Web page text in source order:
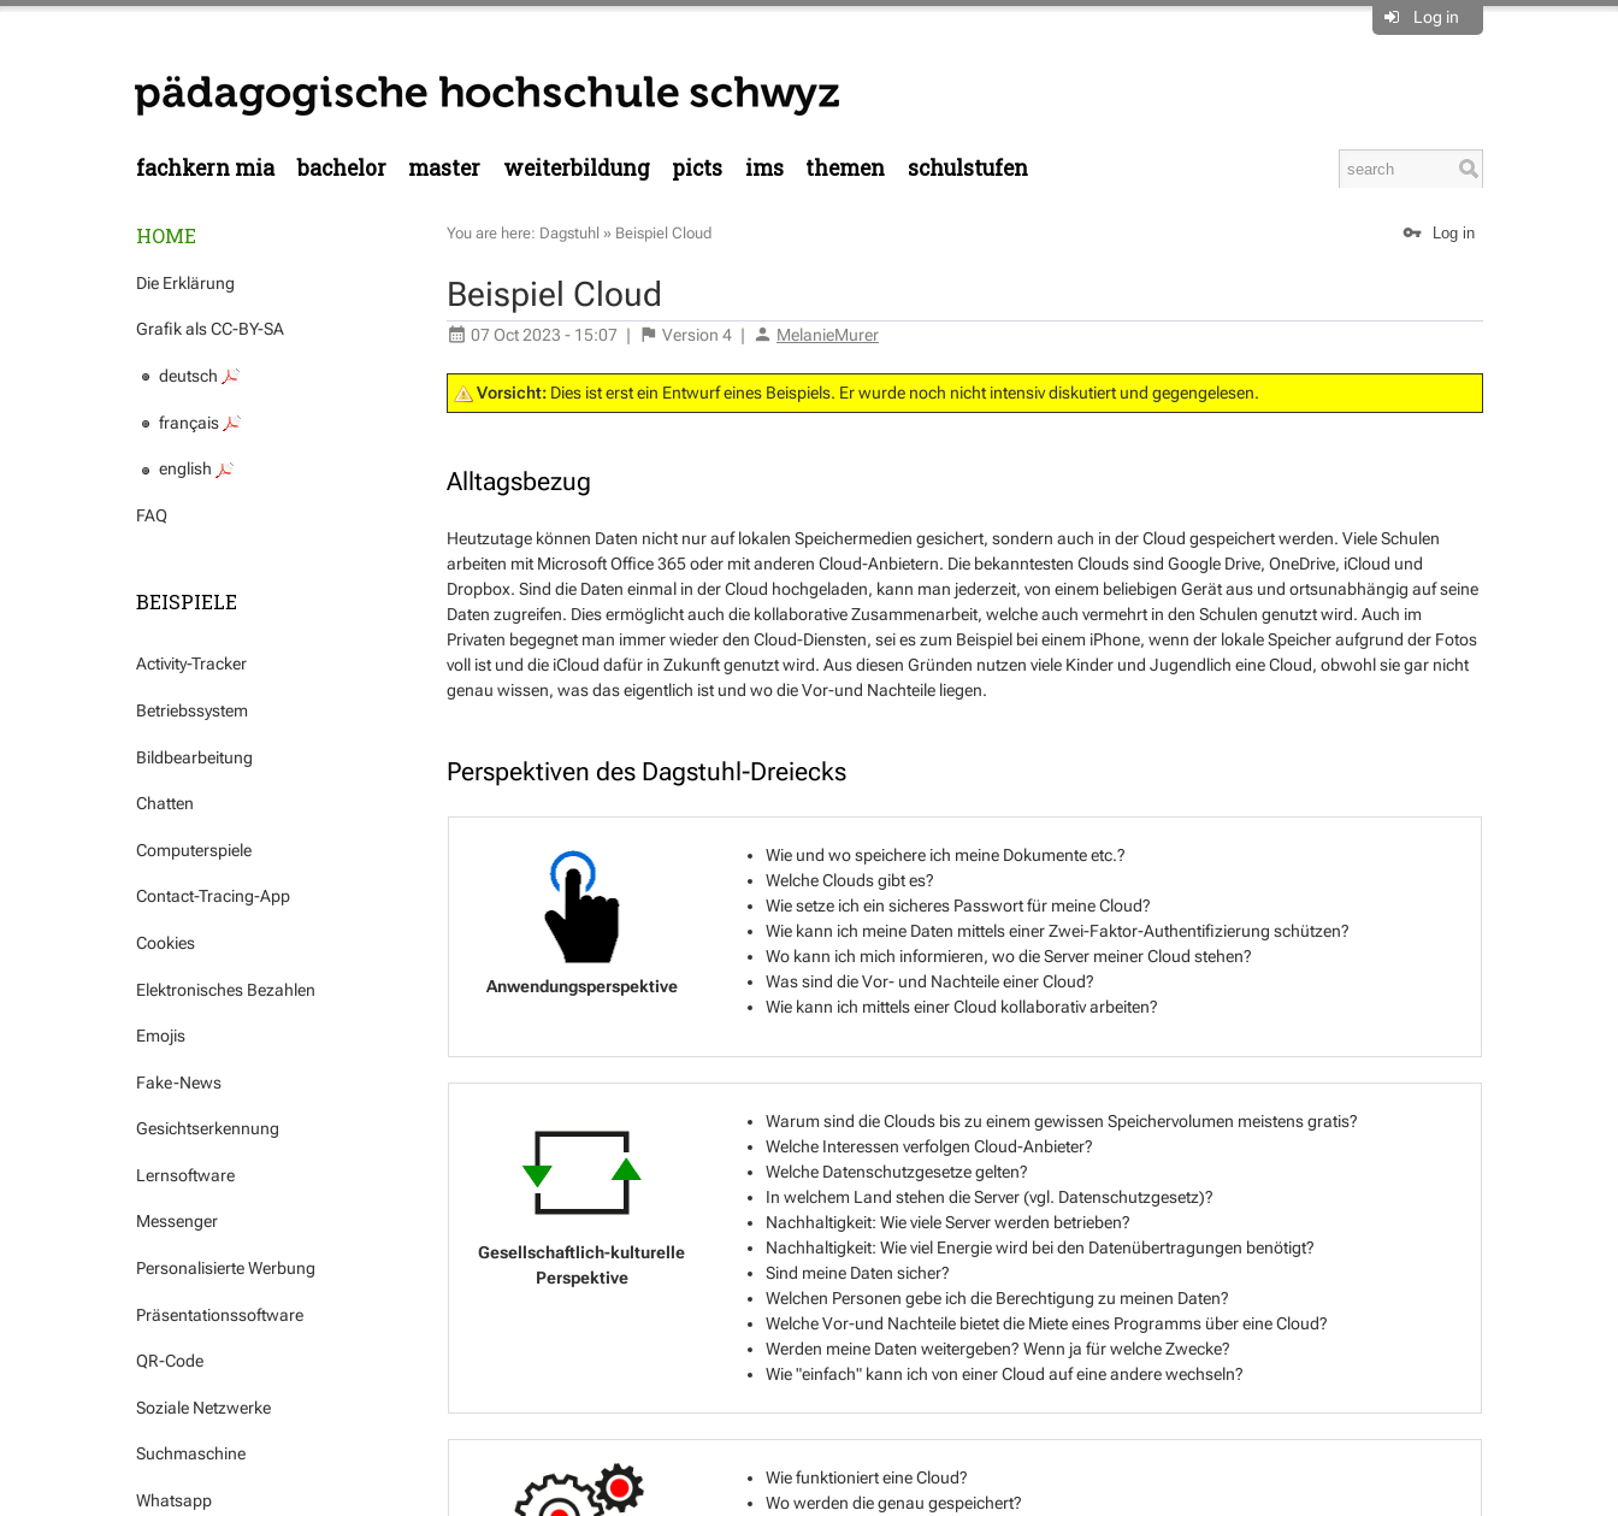
Log in
fachkern mia bachelor master weiterbildung picts ims themen schulstufen
HOME
Die Erklärung
Grafik als CC-BY-SA
deutsch
français
english
FAQ
BEISPIELE
Activity-Tracker
Betriebssystem
Bildbearbeitung
Chatten
Computerspiele
Contact-Tracing-App
Cookies
Elektronisches Bezahlen
Emojis
Fake-News
Gesichtserkennung
Lernsoftware
Messenger
Personalisierte Werbung
Präsentationssoftware
QR-Code
Soziale Netzwerke
Suchmaschine
Whatsapp
Log in
You are here: Dagstuhl » Beispiel Cloud
Beispiel Cloud
07 Oct 2023 - 15:07 | Version 4 | MelanieMurer
Vorsicht: Dies ist erst ein Entwurf eines Beispiels. Er wurde noch nicht intensiv diskutiert und gegengelesen.
Alltagsbezug
Heutzutage können Daten nicht nur auf lokalen Speichermedien gesichert, sondern auch in der Cloud gespeichert werden. Viele Schulen
arbeiten mit Microsoft Office 365 oder mit anderen Cloud-Anbietern. Die bekanntesten Clouds sind Google Drive, OneDrive, iCloud und
Dropbox. Sind die Daten einmal in der Cloud hochgeladen, kann man jederzeit, von einem beliebigen Gerät aus und ortsunabhängig auf seine
Daten zugreifen. Dies ermöglicht auch die kollaborative Zusammenarbeit, welche auch vermehrt in den Schulen genutzt wird. Auch im
Privaten begegnet man immer wieder den Cloud-Diensten, sei es zum Beispiel bei einem iPhone, wenn der lokale Speicher aufgrund der Fotos
voll ist und die iCloud dafür in Zukunft genutzt wird. Aus diesen Gründen nutzen viele Kinder und Jugendlich eine Cloud, obwohl sie gar nicht
genau wissen, was das eigentlich ist und wo die Vor-und Nachteile liegen.
Perspektiven des Dagstuhl-Dreiecks
Wie und wo speichere ich meine Dokumente etc.?
Welche Clouds gibt es?
Wie setze ich ein sicheres Passwort für meine Cloud?
Wie kann ich meine Daten mittels einer Zwei-Faktor-Authentifizierung schützen?
Wo kann ich mich informieren, wo die Server meiner Cloud stehen?
Was sind die Vor- und Nachteile einer Cloud?
Wie kann ich mittels einer Cloud kollaborativ arbeiten?
Warum sind die Clouds bis zu einem gewissen Speichervolumen meistens gratis?
Welche Interessen verfolgen Cloud-Anbieter?
Welche Datenschutzgesetze gelten?
In welchem Land stehen die Server (vgl. Datenschutzgesetz)?
Nachhaltigkeit: Wie viele Server werden betrieben?
Nachhaltigkeit: Wie viel Energie wird bei den Datenübertragungen benötigt?
Sind meine Daten sicher?
Welchen Personen gebe ich die Berechtigung zu meinen Daten?
Welche Vor-und Nachteile bietet die Miete eines Programms über eine Cloud?
Werden meine Daten weitergeben? Wenn ja für welche Zwecke?
Wie "einfach" kann ich von einer Cloud auf eine andere wechseln?
Wie funktioniert eine Cloud?
Wo werden die genau gespeichert?